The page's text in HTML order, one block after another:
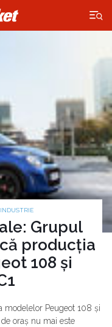
×
INDUSTRIE
Grupul
producția
108 și
modelelor Peugeot 108 și
oraș nu mai este